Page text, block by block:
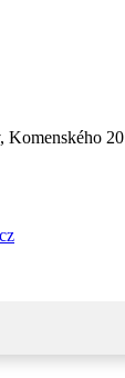
Komenského 20